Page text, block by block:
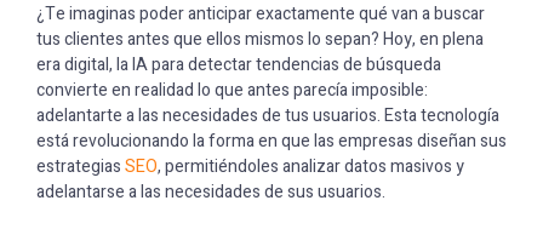
¿Te imaginas poder anticipar exactamente qué van a buscar
tus clientes antes que ellos mismos lo sepan? Hoy, en plena
era digital, la IA para detectar tendencias de búsqueda
convierte en realidad lo que antes parecía imposible:
adelantarte a las necesidades de tus usuarios. Esta tecnología
está revolucionando la forma en que las empresas diseñan sus
estrategiasSEO, permitiéndoles analizar datos masivos y
adelantarse a las necesidades de sus usuarios.